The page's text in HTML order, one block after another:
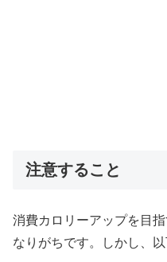
注意すること
消費カロリーアップを目
なりがちです。しかし、